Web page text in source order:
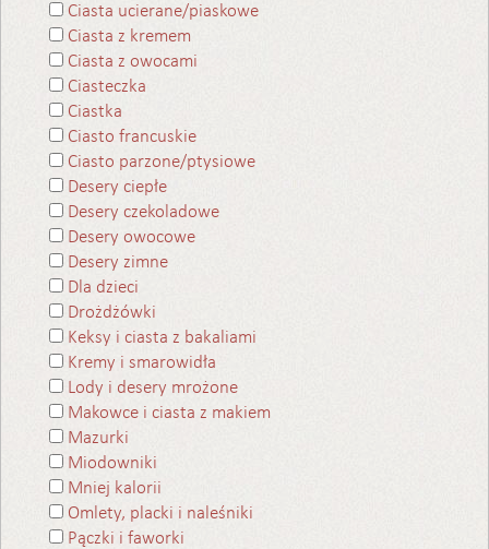
Ciasta ucierane/piaskowe
Ciasta z kremem
Ciasta z owocami
Ciasteczka
Ciastka
Ciasto francuskie
Ciasto parzone/ptysiowe
Desery ciepłe
Desery czekoladowe
Desery owocowe
Desery zimne
Dla dzieci
Drożdżówki
Keksy i ciasta z bakaliami
Kremy i smarowidła
Lody i desery mrożone
Makowce i ciasta z makiem
Mazurki
Miodowniki
Mniej kalorii
Omlety, placki i naleśniki
Pączki i faworki